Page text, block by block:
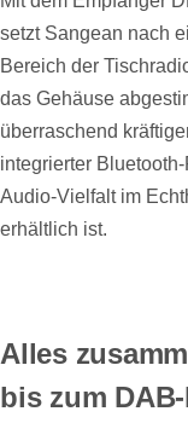
setzt Sangean nach
Bereich der
das Gehäuse
überraschend
integrierter
Audio-Vielfalt im
erhältlich ist.
Alles
bis zum